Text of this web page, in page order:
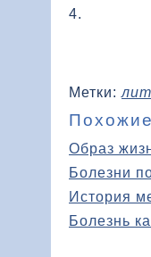
4.
Метки:
Образ
Болезни
История
Болезнь